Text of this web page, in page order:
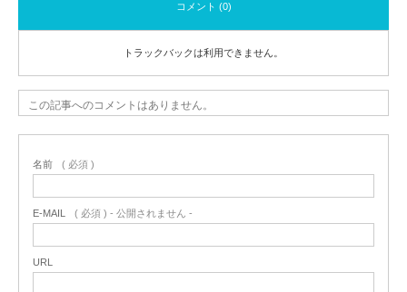
コメント (0)
トラックバックは利用できません。
この記事へのコメントはありません。
名前 ( 必須 )
E-MAIL ( 必須 ) - 公開されません -
URL